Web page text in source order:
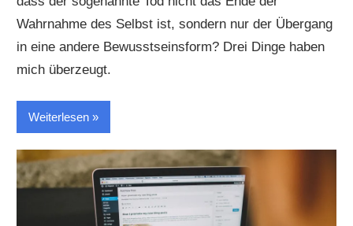
Wahrnahme des Selbst ist, sondern nur der Übergang
in eine andere Bewusstseinsform? Drei Dinge haben
mich überzeugt.
Weiterlesen